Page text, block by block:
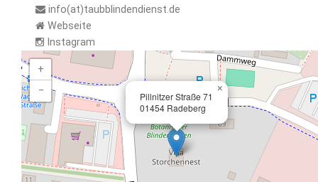
info(at)taubblindendienst.de
Webseite
Instagram
Pillnitzer Straße 71
01454 Radeberg
×
+
−